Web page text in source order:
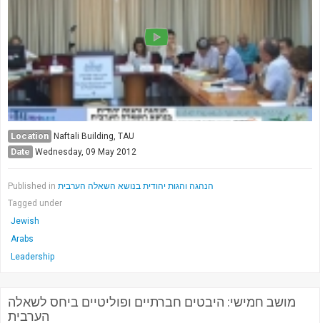
Location Naftali Building, TAU
Date Wednesday, 09 May 2012
Published in הנהגה והגות יהודית בנושא השאלה הערבית
Tagged under
Jewish
Arabs
Leadership
מושב חמישי: היבטים חברתיים ופוליטיים ביחס לשאלה
הערבית